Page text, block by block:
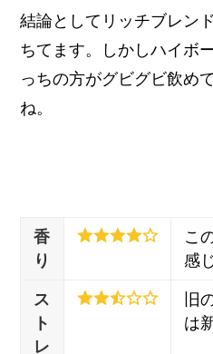
結論としてリッチブレン
ちてます。しかしハイボ
っちの方がグビグビ飲め
ね。
香
り
こ
感
ス
ト
レ
旧
は